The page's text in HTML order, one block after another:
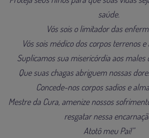
saúde.
Vós sois o limitador das
Vós sois médico dos corpos terrenos
Suplicamos sua misericórdia aos males
Que suas chagas abriguem nossas
Concede-nos corpos sadios e
Mestre da Cura, amenize nossos
resgatar nessa
Atotô meu Pai!”